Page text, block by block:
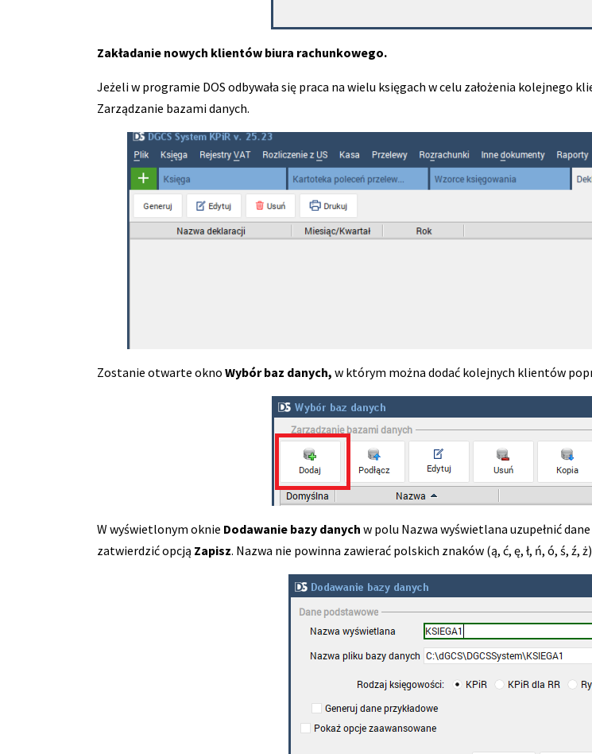
Zakładanie nowych klientów biura rachunkowego.
Jeżeli w programie DOS odbywała się praca na wielu księgach w celu założenia kolejnego
Zarządzanie bazami danych.
Zostanie otwarte okno Wybór baz danych, w którym można dodać kolejnych klientów
W wyświetlonym oknie Dodawanie bazy danych w polu Nazwa wyświetlana uzupełnić
zatwierdzić opcją Zapisz. Nazwa nie powinna zawierać polskich znaków (ą, ć, ę, ł, ń, ó, ś, ź,